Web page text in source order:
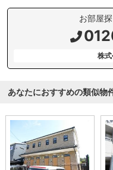
お部屋
株
あなたにおすすめの類似物